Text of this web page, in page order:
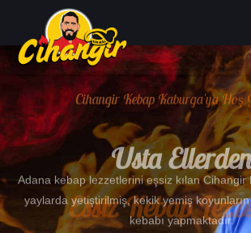
Cihangir Kebap Kaburga'ya Hoş
Usta
Essiz Kebap
Adana kebap lezzetlerini eşsiz kılan
yaylarda yetiştirilmiş, kekik yemiş koyunların